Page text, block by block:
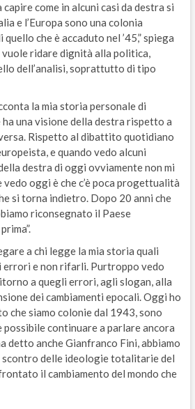
capire come in alcuni casi da destra si
e l’Europa sono una colonia
che è accaduto nel ’45,” spiega
vuole ridare dignità alla politica,
dell’analisi, soprattutto di tipo
la mia storia personale di
una visione della destra rispetto a
Rispetto al dibattito quotidiano
e quando vedo alcuni
destra di oggi ovviamente non mi
vedo oggi è che c’è poca progettualità
si torna indietro. Dopo 20 anni che
riconsegnato il Paese
a chi legge la mia storia quali
errori e non rifarli. Purtroppo vedo
a quegli errori, agli slogan, alla
dei cambiamenti epocali. Oggi ho
che siamo colonie dal 1943, sono
possibile continuare a parlare ancora
detto anche Gianfranco Fini, abbiamo
scontro delle ideologie totalitarie del
il cambiamento del mondo che